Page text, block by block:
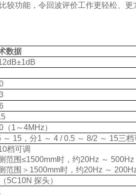
功能，令回波评价工作更轻松、更
数据
（1～4MHz）
～ 15，分1 ～ 4 / 0.5 ～ 8/2 ～ 15三档
档可调
范围≤1500mm时，约20Hz ～ 500Hz
范围＞1500mm时，约20Hz ～
（5C10N 探头）